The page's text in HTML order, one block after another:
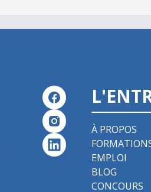
À PROPOS
EMPLOI
BLOG
CONCOURS